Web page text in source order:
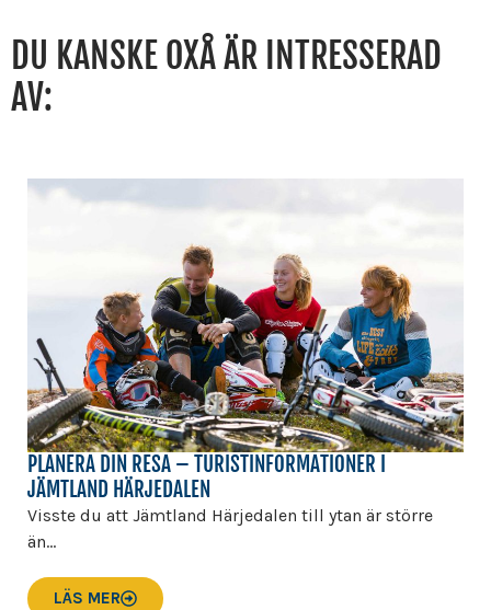
DU KANSKE OXÅ ÄR INTRESSERAD
AV:
PLANERA DIN RESA – TURISTINFORMATIONER I
JÄMTLAND HÄRJEDALEN
Visste du att Jämtland Härjedalen till ytan är större
än...
LÄS MER